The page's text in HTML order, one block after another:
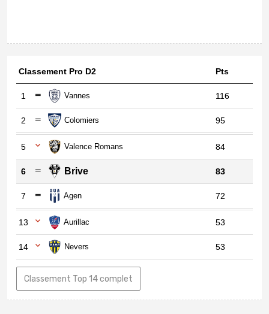
Classement Pro D2 Pts
1 Vannes 116
2 Colomiers 95
5 Valence Romans 84
6 Brive 83
7 Agen 72
13 Aurillac 53
14 Nevers 53
Classement Top 14 complet